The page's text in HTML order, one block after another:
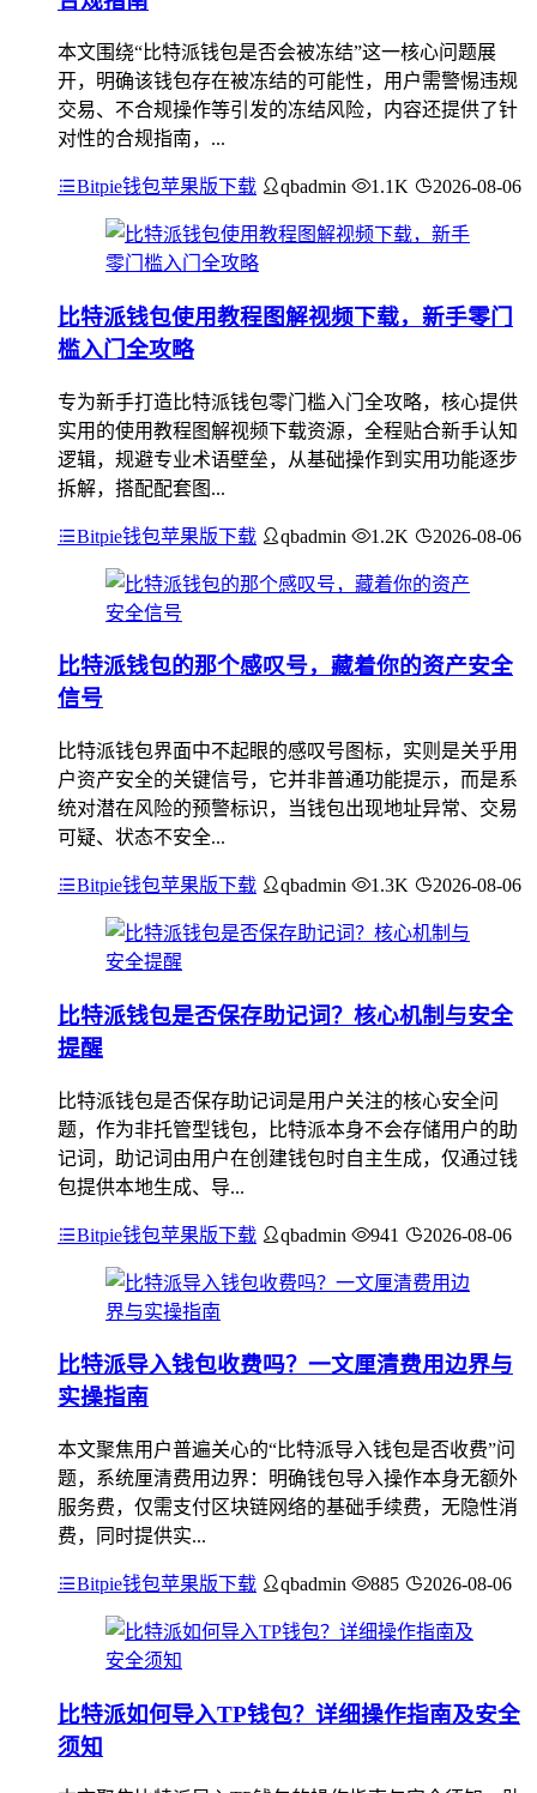
本文围绕“比特派钱包是否会被冻结”这一核心问题展
开，明确该钱包存在被冻结的可能性，用户需警惕违规
交易、不合规操作等引发的冻结风险，内容还提供了针
对性的合规指南，...
Bitpie钱包苹果版下载 qbadmin 1.1K 2026-08-06
比特派钱包使用教程图解视频下载，新手零门
槛入门全攻略
专为新手打造比特派钱包零门槛入门全攻略，核心提供
实用的使用教程图解视频下载资源，全程贴合新手认知
逻辑，规避专业术语壁垒，从基础操作到实用功能逐步
拆解，搭配配套图...
Bitpie钱包苹果版下载 qbadmin 1.2K 2026-08-06
比特派钱包的那个感叹号，藏着你的资产安全
信号
比特派钱包界面中不起眼的感叹号图标，实则是关乎用
户资产安全的关键信号，它并非普通功能提示，而是系
统对潜在风险的预警标识，当钱包出现地址异常、交易
可疑、状态不安全...
Bitpie钱包苹果版下载 qbadmin 1.3K 2026-08-06
比特派钱包是否保存助记词？核心机制与安全
提醒
比特派钱包是否保存助记词是用户关注的核心安全问
题，作为非托管型钱包，比特派本身不会存储用户的助
记词，助记词由用户在创建钱包时自主生成，仅通过钱
包提供本地生成、导...
Bitpie钱包苹果版下载 qbadmin 941 2026-08-06
比特派导入钱包收费吗？一文厘清费用边界与
实操指南
本文聚焦用户普遍关心的“比特派导入钱包是否收费”问
题，系统厘清费用边界：明确钱包导入操作本身无额外
服务费，仅需支付区块链网络的基础手续费，无隐性消
费，同时提供实...
Bitpie钱包苹果版下载 qbadmin 885 2026-08-06
比特派如何导入TP钱包？详细操作指南及安全
须知